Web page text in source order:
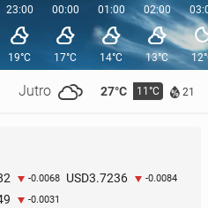
Jutro 27°C 11°C 21
23:00
19°C
00:00
17°C
01:00
14°C
02:00
13°C
-0.0068 USD3.7236 -0.0084
-0.0031